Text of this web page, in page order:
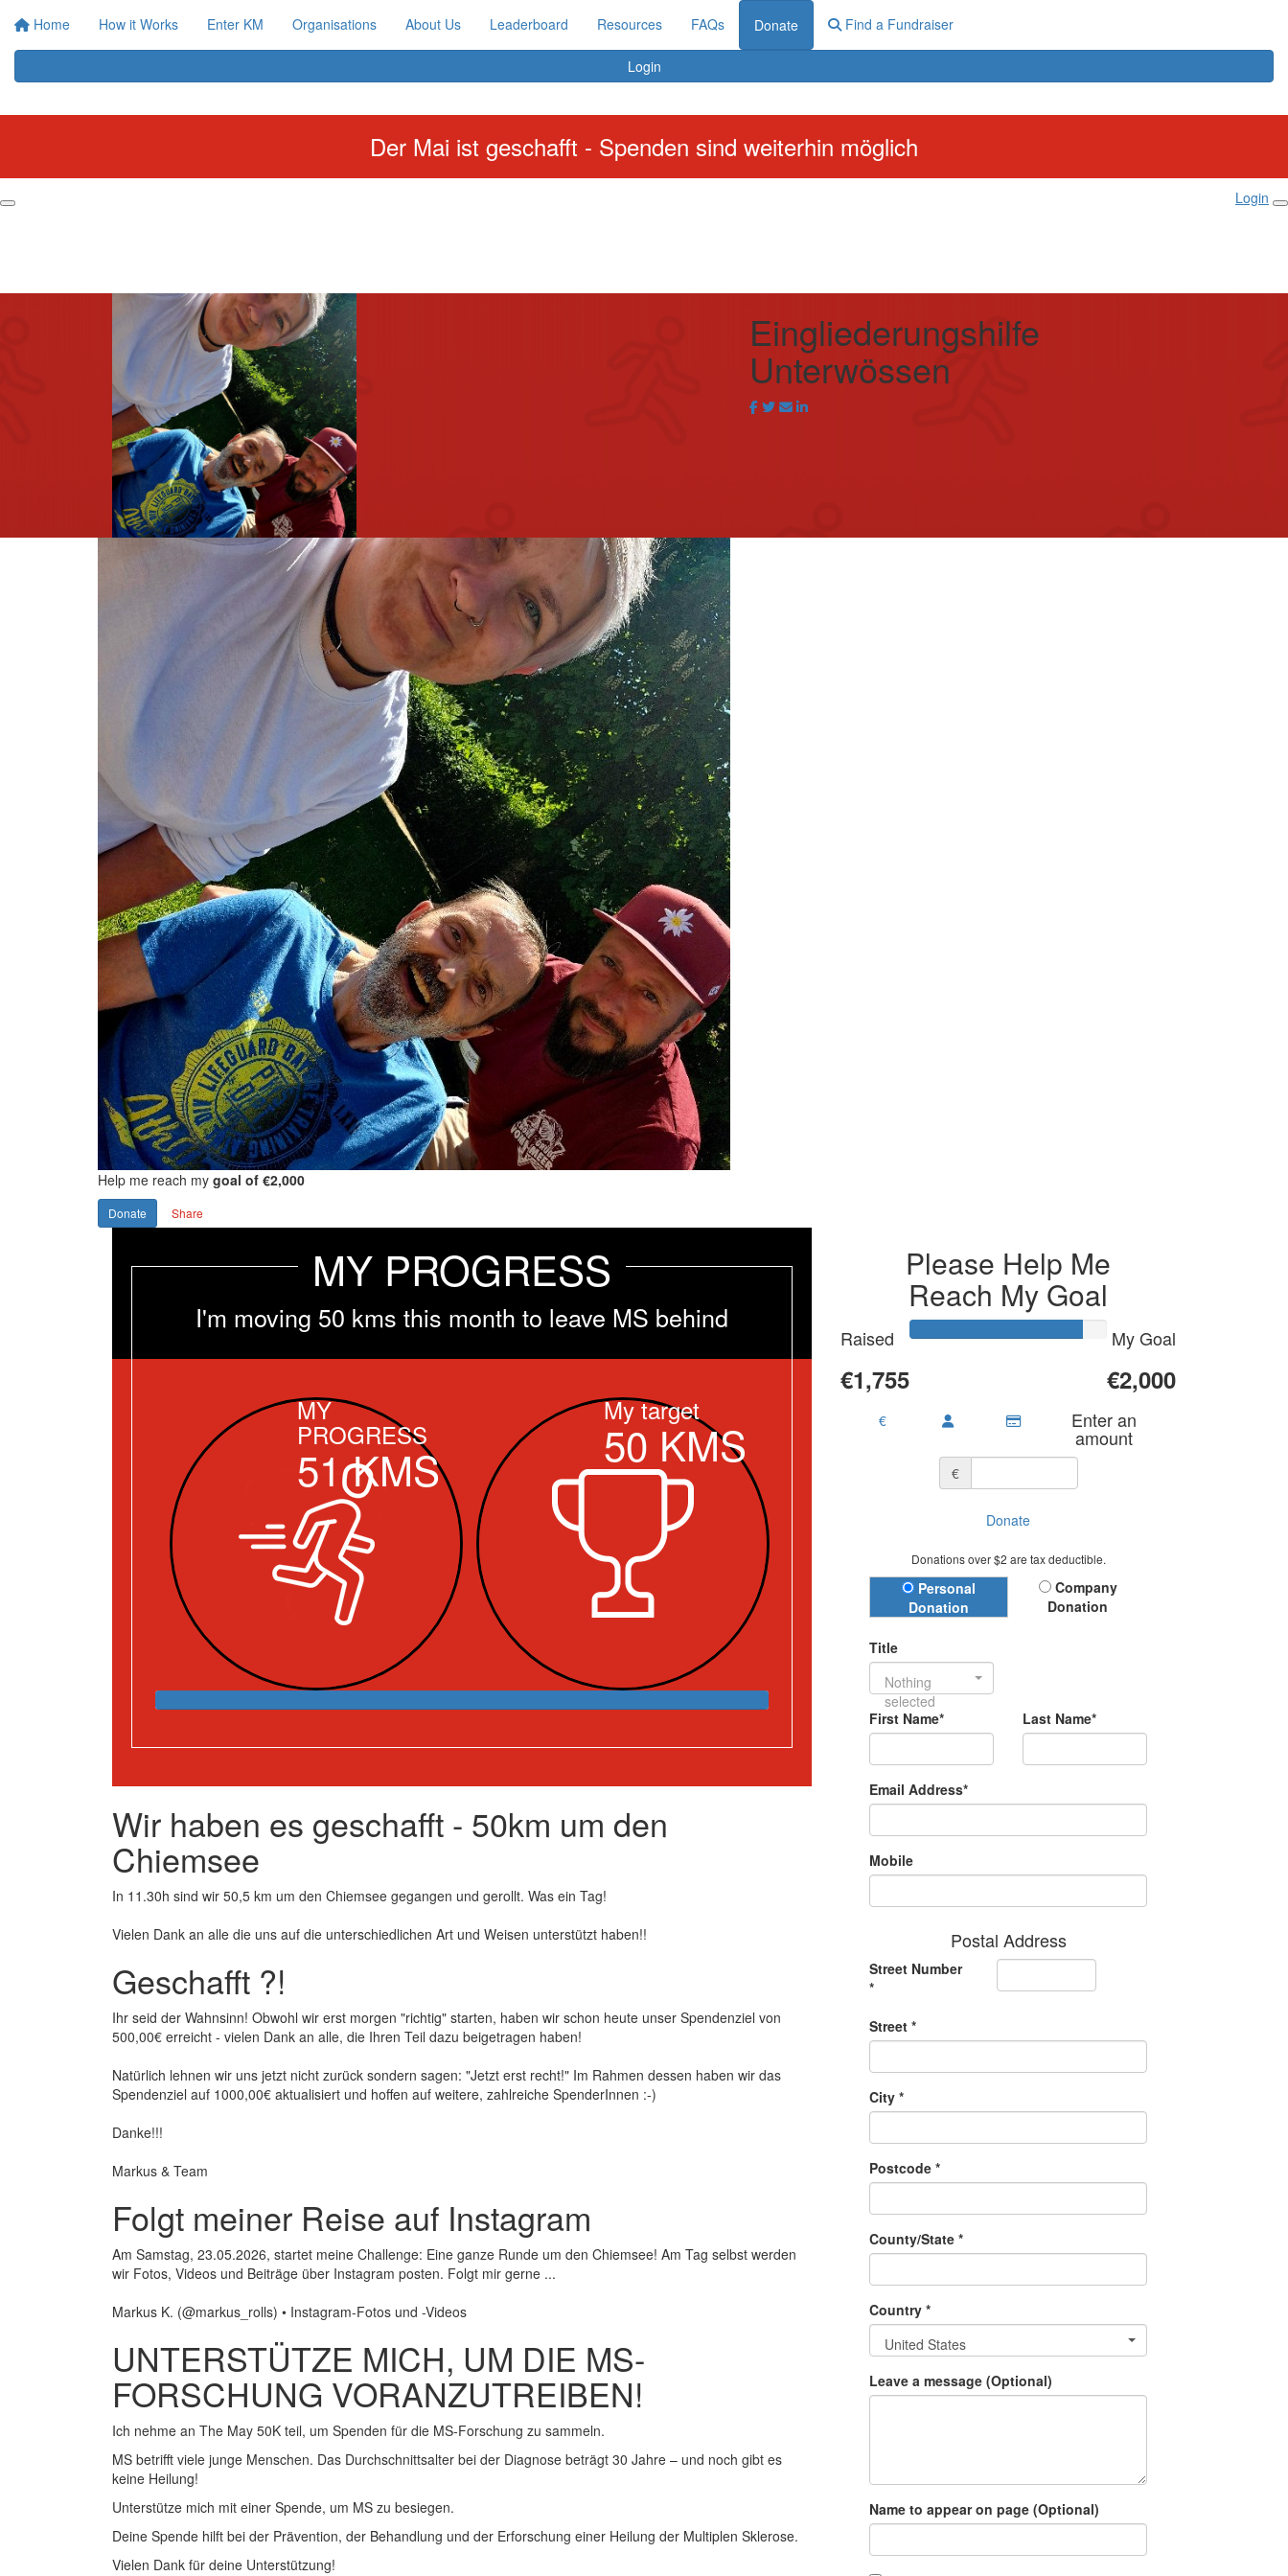
Home How it Works Enter KM Organisations About Us Leaderboard Resources FAQs Donate Find a Fundraiser
Login
Der Mai ist geschafft - Spenden sind weiterhin möglich
Login
Eingliederungshilfe
Unterwössen
Help me reach my goal of €2,000
Donate Share
Please Help Me
Reach My Goal
Raised
€1,755
My Goal
€2,000
€ Enter an
amount
€
Donate
Donations over $2 are tax deductible.
Donation Type
Personal
Donation
Company
Donation
Title
Nothing
selected
First Name*
Last Name*
Email Address*
Mobile
Postal Address
Street Number
*
Street *
City *
Postcode *
County/State *
Country *
United States
Leave a message (Optional)
Name to appear on page (Optional)
MY PROGRESS
I'm moving 50 kms this month to leave MS behind
MY
PROGRESS
51KMS
My target
50 KMS
Wir haben es geschafft - 50km um den
Chiemsee
In 11.30h sind wir 50,5 km um den Chiemsee gegangen und gerollt. Was ein Tag!
Vielen Dank an alle die uns auf die unterschiedlichen Art und Weisen unterstützt haben!!
Geschafft ?!
Ihr seid der Wahnsinn! Obwohl wir erst morgen "richtig" starten, haben wir schon heute unser Spendenziel von
500,00€ erreicht - vielen Dank an alle, die Ihren Teil dazu beigetragen haben!
Natürlich lehnen wir uns jetzt nicht zurück sondern sagen: "Jetzt erst recht!" Im Rahmen dessen haben wir das
Spendenziel auf 1000,00€ aktualisiert und hoffen auf weitere, zahlreiche SpenderInnen :-)
Danke!!!
Markus & Team
Folgt meiner Reise auf Instagram
Am Samstag, 23.05.2026, startet meine Challenge: Eine ganze Runde um den Chiemsee! Am Tag selbst werden
wir Fotos, Videos und Beiträge über Instagram posten. Folgt mir gerne ...
Markus K. (@markus_rolls) • Instagram-Fotos und -Videos
UNTERSTÜTZE MICH, UM DIE MS-
FORSCHUNG VORANZUTREIBEN!
Ich nehme an The May 50K teil, um Spenden für die MS-Forschung zu sammeln.
MS betrifft viele junge Menschen. Das Durchschnittsalter bei der Diagnose beträgt 30 Jahre – und noch gibt es
keine Heilung!
Unterstütze mich mit einer Spende, um MS zu besiegen.
Deine Spende hilft bei der Prävention, der Behandlung und der Erforschung einer Heilung der Multiplen Sklerose.
Vielen Dank für deine Unterstützung!